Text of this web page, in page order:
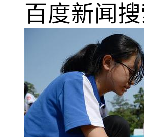
百度新闻